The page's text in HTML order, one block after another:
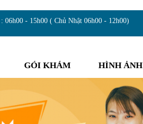
06h00 - 15h00 ( Chủ Nhật 06h00 - 12h00)
GÓI KHÁM HÌNH ẢNH